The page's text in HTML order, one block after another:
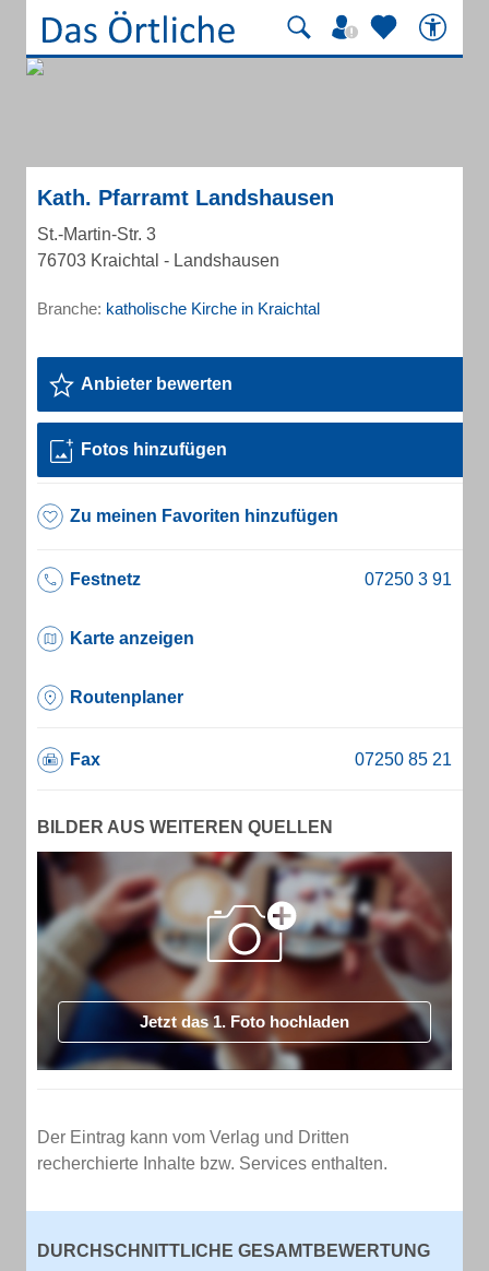
Kath. Pfarramt Landshausen
St.-Martin-Str. 3
76703 Kraichtal - Landshausen
Branche: katholische Kirche in Kraichtal
Anbieter bewerten
Fotos hinzufügen
Zu meinen Favoriten hinzufügen
Festnetz
Karte anzeigen
Routenplaner
Fax
BILDER AUS WEITEREN QUELLEN
Jetzt das 1. Foto hochladen
Der Eintrag kann vom Verlag und Dritten
recherchierte Inhalte bzw. Services enthalten.
DURCHSCHNITTLICHE GESAMTBEWERTUNG